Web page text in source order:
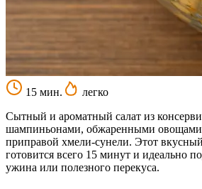
15 мин.
легко
Сытный и ароматный салат из
шампиньонами, обжаренными овощами
приправой хмели-сунели. Этот
готовится всего 15 минут и идеально
ужина или полезного перекуса.